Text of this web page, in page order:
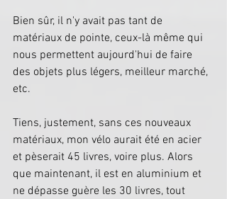
Bien sûr, il n'y avait pas tant de
matériaux de pointe, ceux-là même qui
nous permettent aujourd'hui de faire
des objets plus légers, meilleur marché,
etc.
Tiens, justement, sans ces nouveaux
matériaux, mon vélo aurait été en acier
et pèserait 45 livres, voire plus. Alors
que maintenant, il est en aluminium et
ne dépasse guère les 30 livres, tout